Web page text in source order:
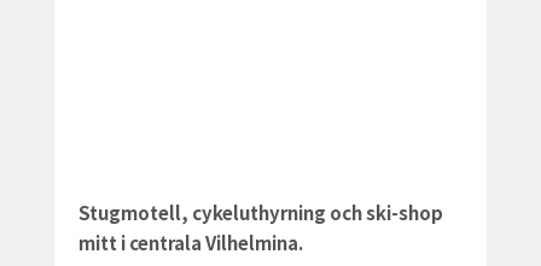
Stugmotell, cykeluthyrning och ski-shop
mitt i centrala Vilhelmina.